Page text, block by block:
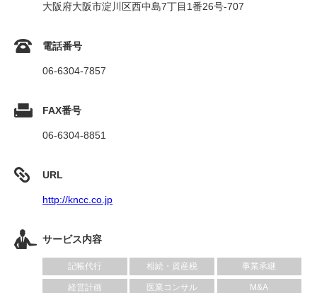
大阪府大阪市淀川区西中島7丁目1番26号-707
電話番号
06-6304-7857
FAX番号
06-6304-8851
URL
http://kncc.co.jp
サービス内容
記帳代行 相続・資産税 事業承継
経営計画 医業コンサル M&A